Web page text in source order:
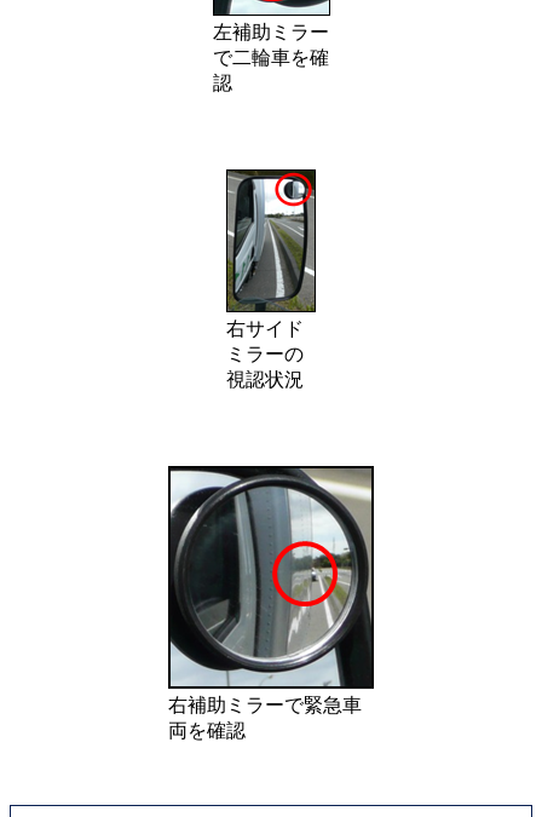
左補助ミラー
で二輪車を確
認
右サイド
ミラーの
視認状況
右補助ミラーで緊急車
両を確認